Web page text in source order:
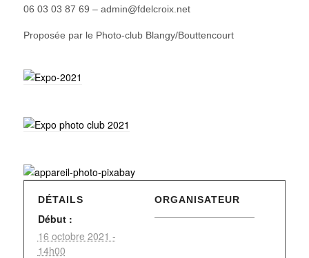
06 03 03 87 69 – admin@fdelcroix.net
Proposée par le Photo-club Blangy/Bouttencourt
DÉTAILS
Début :
16 octobre 2021 -
14h00
ORGANISATEUR